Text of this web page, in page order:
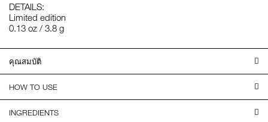
DETAILS:
Limited edition
0.13 oz / 3.8 g
คุณสมบัติ
HOW TO USE
INGREDIENTS